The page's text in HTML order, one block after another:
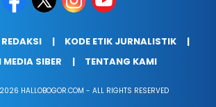
KODE ETIK JURNALISTIK
SIBER
TENTANG KAMI
HALLOBOGOR.COM - ALL RIGHTS RESERVED